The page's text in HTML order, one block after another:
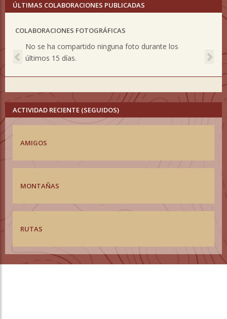
ÚLTIMAS COLABORACIONES PUBLICADAS
COLABORACIONES FOTOGRÁFICAS
No se ha compartido ninguna foto durante los
últimos 15 días.
Previous
ACTIVIDAD RECIENTE (SEGUIDOS)
AMIGOS
MONTAÑAS
RUTAS